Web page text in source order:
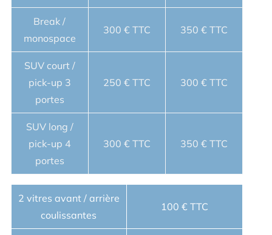
Break /
monospace
300 € TTC 350 € TTC
SUV court /
pick-up 3
portes
250 € TTC 300 € TTC
SUV long /
pick-up 4
portes
300 € TTC 350 € TTC
2 vitres avant / arrière
coulissantes
100 € TTC